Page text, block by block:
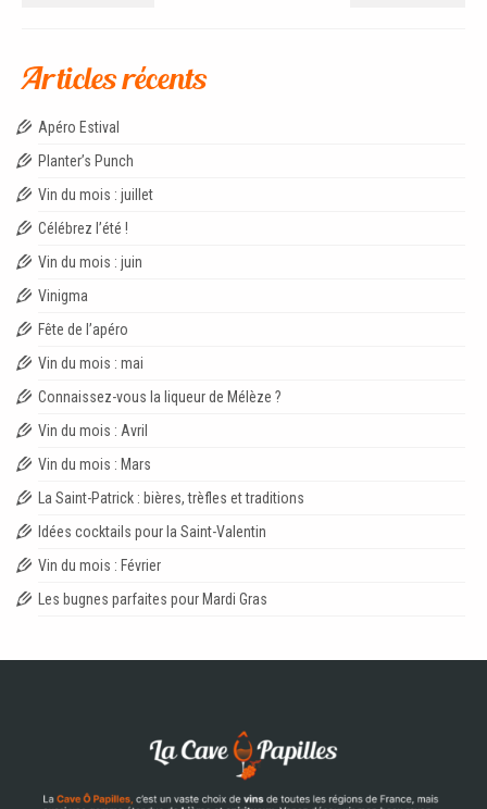
Articles récents
Apéro Estival
Planter’s Punch
Vin du mois : juillet
Célébrez l’été !
Vin du mois : juin
Vinigma
Fête de l’apéro
Vin du mois : mai
Connaissez-vous la liqueur de Mélèze ?
Vin du mois : Avril
Vin du mois : Mars
La Saint-Patrick : bières, trèfles et traditions
Idées cocktails pour la Saint-Valentin
Vin du mois : Février
Les bugnes parfaites pour Mardi Gras